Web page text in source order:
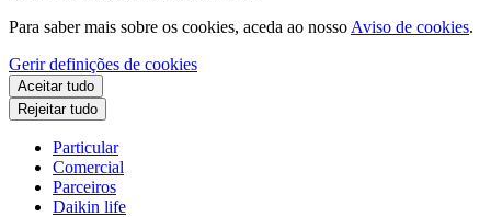
Para saber mais sobre os cookies, aceda ao nosso Aviso de cookies.
Gerir definições de cookies
Aceitar tudo
Rejeitar tudo
Particular
Comercial
Parceiros
Daikin life